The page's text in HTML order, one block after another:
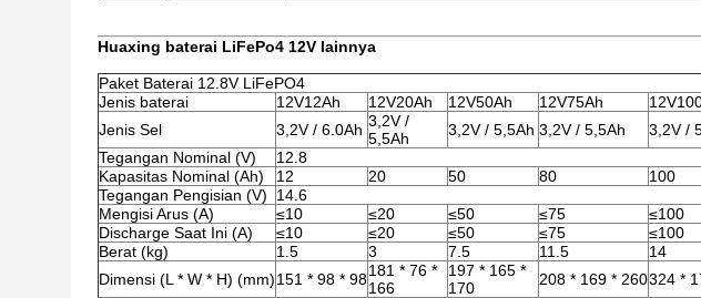
Huaxing baterai LiFePo4 12V lainnya
Paket Baterai 12.8V LiFePO4
Jenis baterai
12V12Ah 12V20Ah 12V50Ah 12V75Ah
Jenis Sel
3,2V / 6.0Ah 3,2V /
5,5Ah
3,2V / 5,5Ah 3,2V / 5,5Ah 3,2V /
Tegangan Nominal (V)
12.8
Kapasitas Nominal (Ah)
12 20 50 80 100
Tegangan Pengisian (V)
14.6
Mengisi Arus (A)
≤10 ≤20 ≤50 ≤75 ≤100
Discharge Saat Ini (A)
≤10 ≤20 ≤50 ≤75 ≤100
Berat (kg)
1.5 3 7.5 11.5 14
Dimensi (L * W * H) (mm)151 * 98 * 98181 * 76 *
166
197 * 165 *
170
208 * 169 * 260324 *